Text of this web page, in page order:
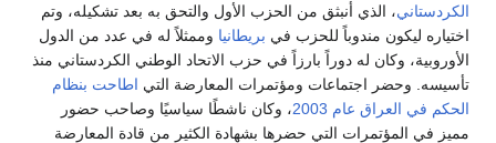
الكردستاني، الذي أنبثق من الحزب الأول والتحق به بعد تشكيله، وتم
اختياره ليكون مندوباً للحزب في بريطانيا وممثلاً له في عدد من الدول
الأوروبية، وكان له دوراً بارزاً في حزب الاتحاد الوطني الكردستاني منذ
تأسيسه. وحضر اجتماعات ومؤتمرات المعارضة التي اطاحت بنظام
الحكم في العراق عام 2003
، وكان ناشطًا سياسيًا وصاحب حضور
مميز في المؤتمرات التي حضرها بشهادة الكثير من قادة المعارضة